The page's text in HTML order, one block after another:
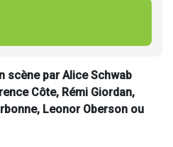
scène par Alice Schwab
Côte, Rémi Giordan,
Leonor Oberson ou